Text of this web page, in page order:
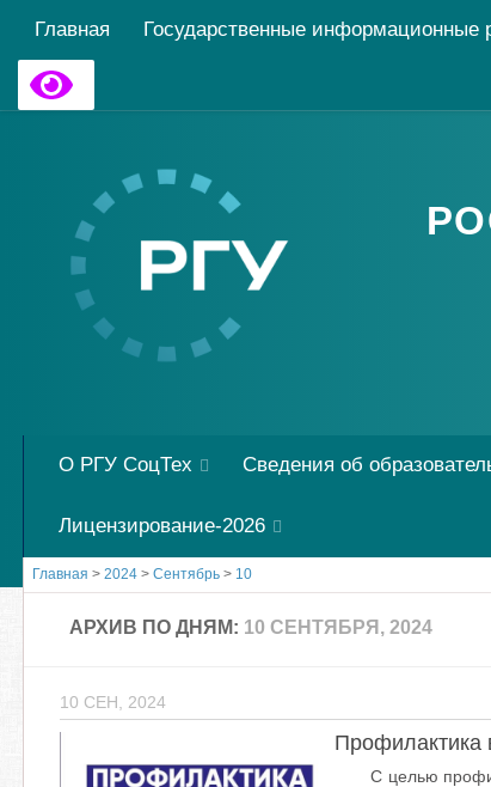
Главная Государственные информационные
О РГУ СоцТех Сведения об
Лицензирование-2026
Главная > 2024 > Сентябрь > 10
АРХИВ ПО ДНЯМ: 10 СЕНТЯБРЯ, 2024
10 СЕН, 2024
Профилактика
С целью